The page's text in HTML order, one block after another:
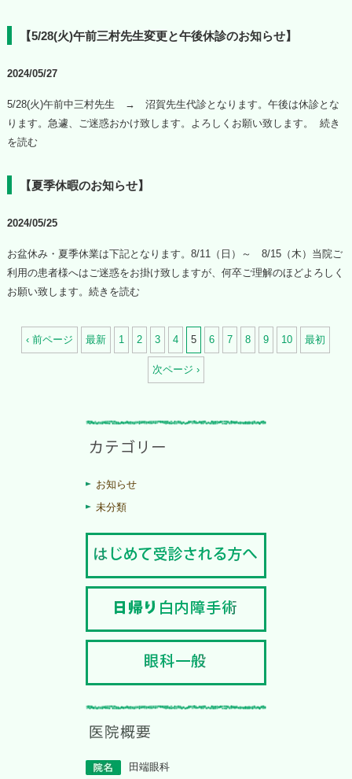
【5/28(火)午前三村先生変更と午後休診のお知らせ】
2024/05/27
5/28(火)午前中三村先生 → 沼賀先生代診となります。午後は休診とな
ります。急遽、ご迷惑おかけ致します。よろしくお願い致します。 続き
を読む
【夏季休暇のお知らせ】
2024/05/25
お盆休み・夏季休業は下記となります。8/11（日）～ 8/15（木）当院ご
利用の患者様へはご迷惑をお掛け致しますが、何卒ご理解のほどよろしく
お願い致します。 続きを読む
‹ 前ページ 最新 1 2 3 4 5 6 7 8 9 10 最初
次ページ ›
お知らせ
未分類
田端眼科